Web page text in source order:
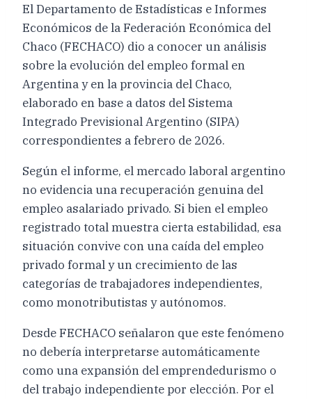
El Departamento de Estadísticas e Informes
Económicos de la Federación Económica del
Chaco (FECHACO) dio a conocer un análisis
sobre la evolución del empleo formal en
Argentina y en la provincia del Chaco,
elaborado en base a datos del Sistema
Integrado Previsional Argentino (SIPA)
correspondientes a febrero de 2026.
Según el informe, el mercado laboral argentino
no evidencia una recuperación genuina del
empleo asalariado privado. Si bien el empleo
registrado total muestra cierta estabilidad, esa
situación convive con una caída del empleo
privado formal y un crecimiento de las
categorías de trabajadores independientes,
como monotributistas y autónomos.
Desde FECHACO señalaron que este fenómeno
no debería interpretarse automáticamente
como una expansión del emprendedurismo o
del trabajo independiente por elección. Por el